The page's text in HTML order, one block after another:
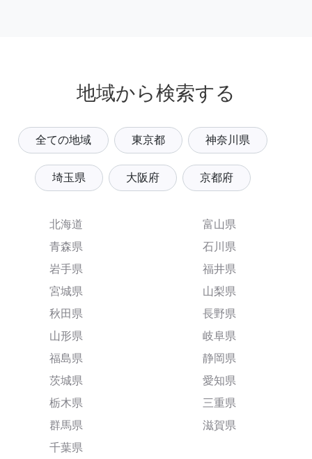
地域から検索する
全ての地域 東京都 神奈川県
埼玉県 大阪府 京都府
北海道
青森県
岩手県
宮城県
秋田県
山形県
福島県
茨城県
栃木県
群馬県
千葉県
富山県
石川県
福井県
山梨県
長野県
岐阜県
静岡県
愛知県
三重県
滋賀県